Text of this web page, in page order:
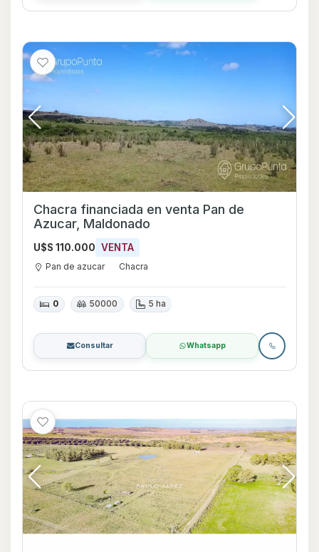
Chacra financiada en venta Pan de
Azucar, Maldonado
U$S 110.000 VENTA
Pan de azucar Chacra
0 50000 5 ha
Consultar Whatsapp